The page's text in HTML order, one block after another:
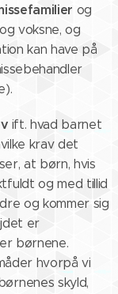
og
voksne, og
kan have på
ift. hvad barnet
krav det
at børn, hvis
og med tillid
og kommer sig
er
børnene.
hvorpå vi
skyld,